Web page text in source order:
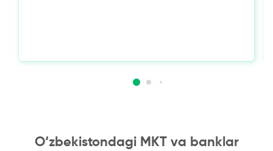
O‘zbekistondagi MKT va banklar